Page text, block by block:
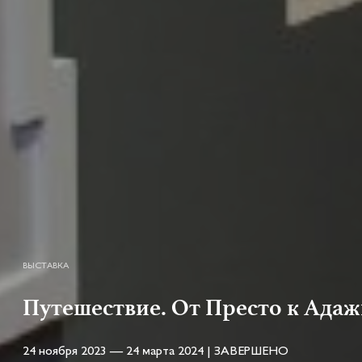
ВЫСТАВКА
Путешествие. От Престо к
24 ноября 2023 — 24 марта 2024 | ЗАВЕРШЕНО